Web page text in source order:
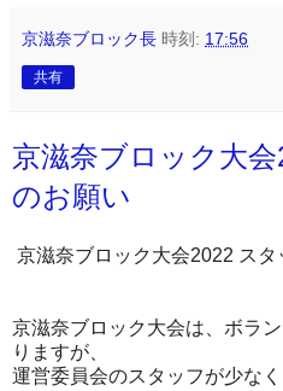
京滋奈ブロック長 時刻: 17:56
共有
京滋奈ブロック大
のお願い
京滋奈ブロック大会2022 スタ
京滋奈ブロック大会は、ボラ
りますが、
運営委員会のスタッフが少な